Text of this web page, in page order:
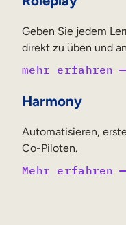
Geben Sie jedem
direkt zu üben und
mehr erfahren
Harmony
Automatisieren,
Co-Piloten.
Mehr erfahren